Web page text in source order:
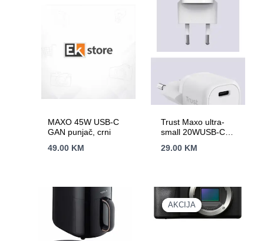
MAXO 45W USB-C
GAN punjač, crni
49.00 KM
Trust Maxo ultra-
small 20WUSB-C
itablete, bijeli
29.00 KM
AKCIJA
AKCIJA